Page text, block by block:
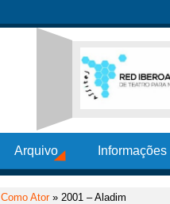
Arquivo
Como Ator» 2001 – Aladim